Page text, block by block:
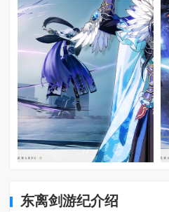
东离剑游纪介绍